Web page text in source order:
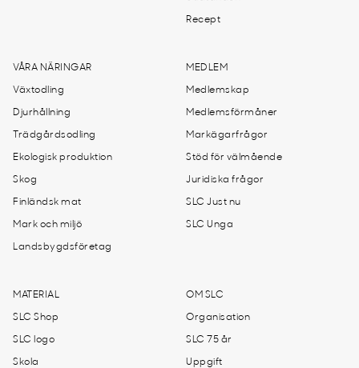
Recept
VÅRA NÄRINGAR
Växtodling
Djurhållning
Trädgårdsodling
Ekologisk produktion
Skog
Finländsk mat
Mark och miljö
Landsbygdsföretag
MEDLEM
Medlemskap
Medlemsförmåner
Markägarfrågor
Stöd för välmående
Juridiska frågor
SLC Just nu
SLC Unga
MATERIAL
SLC Shop
SLC logo
Skola
OM SLC
Organisation
SLC 75 år
Uppgift